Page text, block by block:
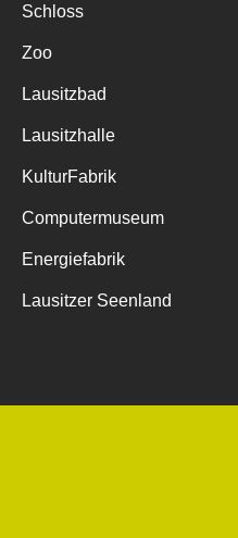
Schloss
Zoo
Lausitzbad
Lausitzhalle
KulturFabrik
Computermuseum
Energiefabrik
Lausitzer Seenland